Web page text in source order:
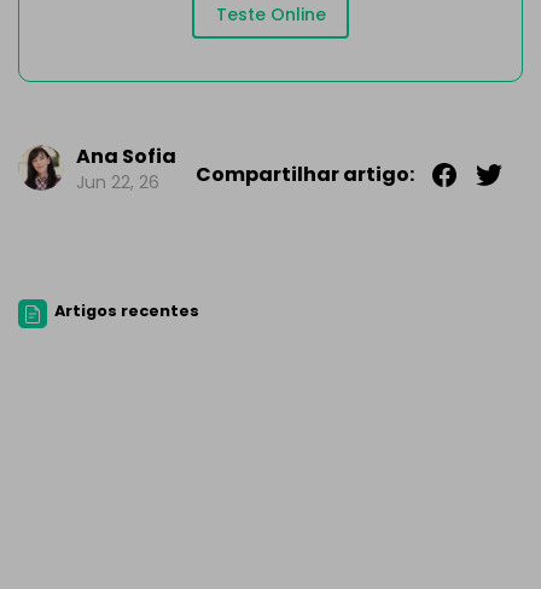
Teste Online
Ana Sofia
Jun 22, 26 Compartilhar artigo:
Artigos recentes